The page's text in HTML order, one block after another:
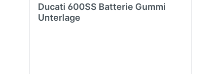
Ducati 600SS Batterie Gummi
Unterlage